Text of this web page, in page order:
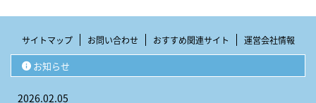
サイトマップ お問い合わせ おすすめ関連サイト 運営会社情報
お知らせ
2026.02.05